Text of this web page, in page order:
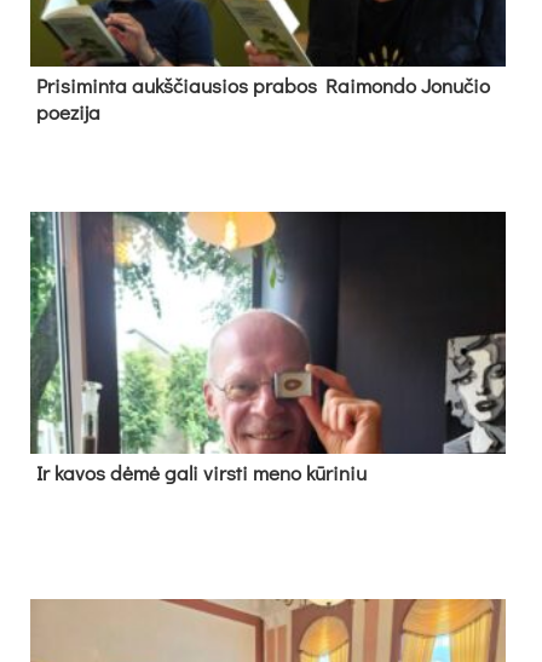
Pri­si­min­ta aukš­čiau­sios pra­bos Rai­mon­do Jo­nu­čio
poe­zi­ja
Ir ka­vos dė­mė ga­li virs­ti me­no kū­ri­niu